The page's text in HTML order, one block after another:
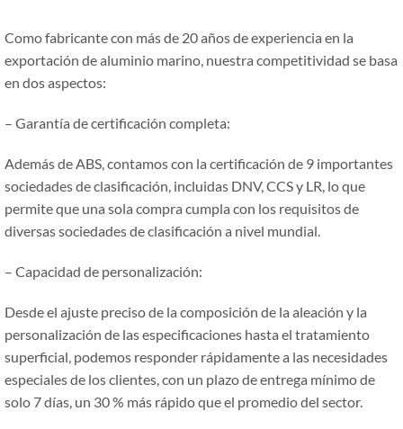
Como fabricante con más de 20 años de experiencia en la
exportación de aluminio marino, nuestra competitividad se basa
en dos aspectos:
– Garantía de certificación completa:
Además de ABS, contamos con la certificación de 9 importantes
sociedades de clasificación, incluidas DNV, CCS y LR, lo que
permite que una sola compra cumpla con los requisitos de
diversas sociedades de clasificación a nivel mundial.
– Capacidad de personalización:
Desde el ajuste preciso de la composición de la aleación y la
personalización de las especificaciones hasta el tratamiento
superficial, podemos responder rápidamente a las necesidades
especiales de los clientes, con un plazo de entrega mínimo de
solo 7 días, un 30 % más rápido que el promedio del sector.